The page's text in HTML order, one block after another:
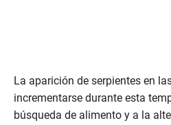
La aparición de serpientes en
incrementarse durante esta
búsqueda de alimento y a la